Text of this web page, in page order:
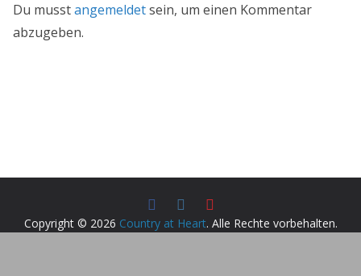
Du musstangemeldetsein, um einen Kommentar
abzugeben.
Copyright © 2026 Country at Heart. Alle Rechte vorbehalten.